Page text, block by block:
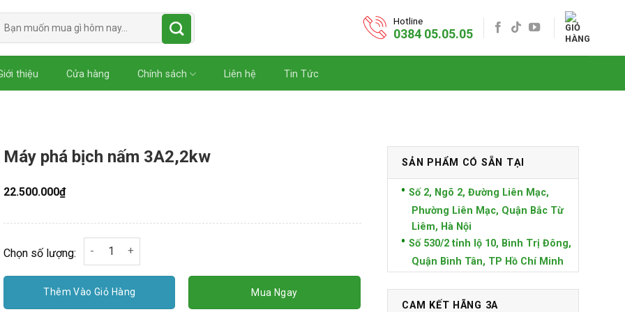
kiếm:
Hotline
0384 05.05.05
thiệu Cửa hàng Chính sách Liên hệ Tin Tức
Máy phá bịch nấm 3A2,2kw
22.500.000₫
Máy phá bịch nấm 3A2,2kw số lượng
Chọn số lượng:
Thêm Vào Giỏ Hàng Mua Ngay
SẢN PHẨM CÓ SẴN TẠI
Số 2, Ngõ 2, Đường Liên Mạc,
Phường Liên Mạc, Quận Bắc Từ
Liêm, Hà Nội
Số 530/2 tỉnh lộ 10, Bình Trị Đông,
Quận Bình Tân, TP Hồ Chí Minh
CAM KẾT HÃNG 3A